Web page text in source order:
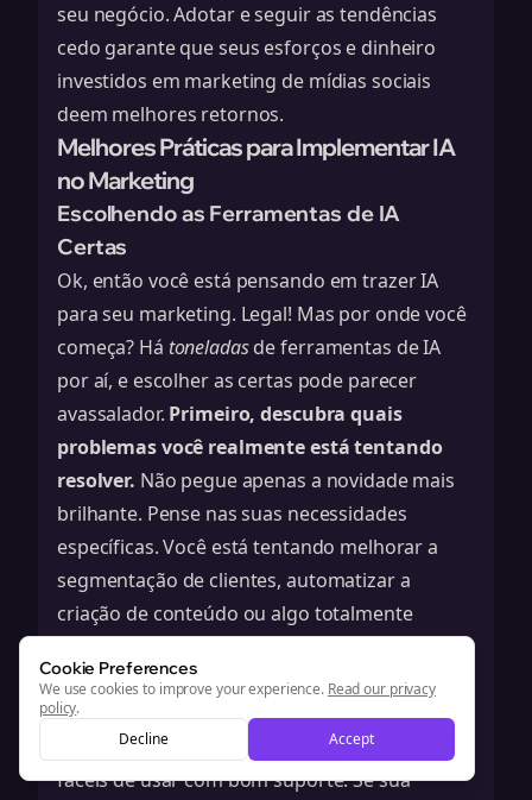
seu negócio. Adotar e seguir as tendências
cedo garante que seus esforços e dinheiro
investidos em marketing de mídias sociais
deem melhores retornos.
Melhores Práticas para Implementar IA
no Marketing
Escolhendo as Ferramentas de IA
Certas
Ok, então você está pensando em trazer IA
para seu marketing. Legal! Mas por onde você
começa? Há toneladasde ferramentas de IA
por aí, e escolher as certas pode parecer
avassalador. Primeiro, descubra quais
problemas você realmente está tentando
resolver. Não pegue apenas a novidade mais
brilhante. Pense nas suas necessidades
específicas. Você está tentando melhorar a
segmentação de clientes, automatizar a
criação de conteúdo ou algo totalmente
precisa, pode começar a procurar por
ferramentas que atendam aos requisitos. Além
disso, não se esqueça de conferirplataformas
fáceis de usarcom bom suporte. Se sua
Cookie Preferences
We use cookies to improve your experience. Read our privacy
policy.
Decline
Accept